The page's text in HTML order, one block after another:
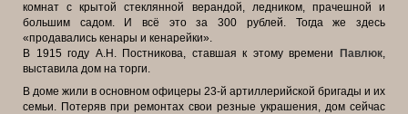
комнат с крытой стеклянной верандой, ледником, прачешной и
большим садом. И всё это за 300 рублей. Тогда же здесь
«продавались кенары и кенарейки».
В 1915 году А.Н. Постникова, ставшая к этому времени
Павлюк,
выставила дом на торги.
В доме жили в основном офицеры 23-й артиллерийской бригады и их
семьи. Потеряв при ремонтах свои резные украшения, дом сейчас